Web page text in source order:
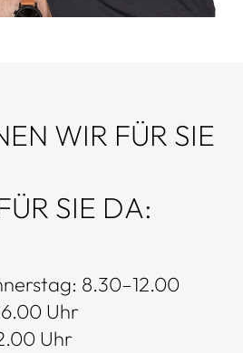
WIR FÜR SIE
SIE DA:
8.30–12.00
Uhr
Uhr